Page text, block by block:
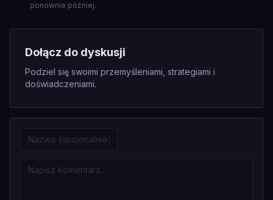
ponownie później.
Dołącz do dyskusji
Podziel się swoimi przemyśleniami, strategiami i
doświadczeniami.